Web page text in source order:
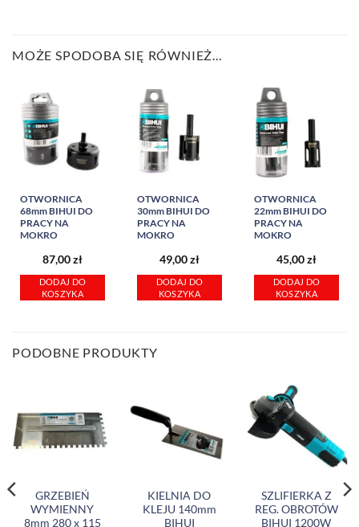
MOŻE SPODOBA SIĘ RÓWNIEŻ…
OTWORNICA
68mm BIHUI DO
PRACY NA
MOKRO
87,00zł
DODAJ DO
KOSZYKA
OTWORNICA
30mm BIHUI DO
PRACY NA
MOKRO
49,00zł
DODAJ DO
KOSZYKA
OTWORNICA
22mm BIHUI DO
PRACY NA
MOKRO
45,00zł
DODAJ DO
KOSZYKA
PODOBNE PRODUKTY
GRZEBIEŃ
WYMIENNY
8mm 280 x 115
KIELNIA DO
KLEJU 140mm
BIHUI
SZLIFIERKA Z
REG. OBROTÓW
BIHUI 1200W